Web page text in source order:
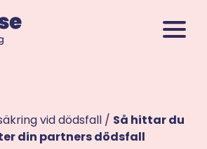
vid dödsfall / Så hittar du
din partners dödsfall